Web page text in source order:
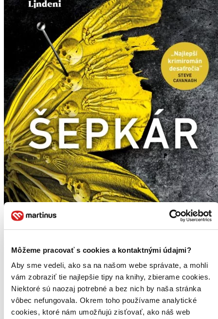
Môžeme pracovať s cookies a kontaktnými údajmi?
Aby sme vedeli, ako sa na našom webe správate, a mohli
vám zobraziť tie najlepšie tipy na knihy, zbierame cookies.
Niektoré sú naozaj potrebné a bez nich by naša stránka
vôbec nefungovala. Okrem toho používame analytické
cookies, ktoré nám umožňujú zisťovať, ako náš web